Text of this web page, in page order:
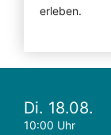
erleben.
Di. 18.08.
10:00 Uhr